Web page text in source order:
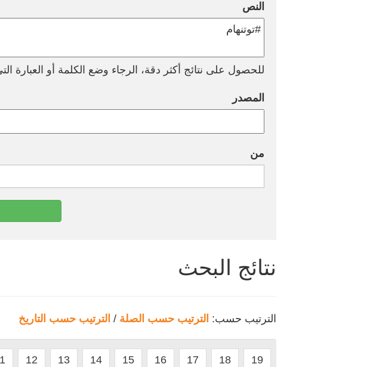
النص
للحصول على نتائج أكثر دقة، الرجاء وضع الكلمة أو العبارة
المصدر
من
نتائج البحث
الترتيب حسب: الترتيب حسب الصلة / الترتيب حسب التاريخ
12 13 14 15 16 17 18 19